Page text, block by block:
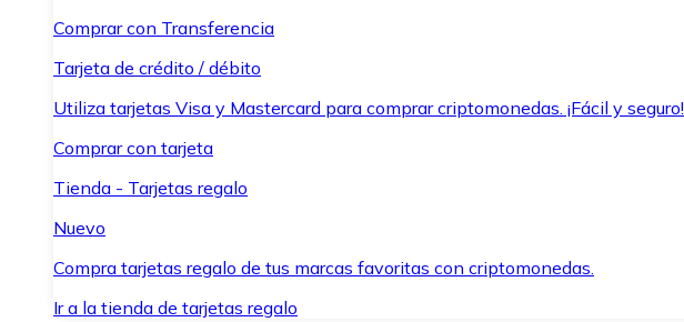
Comprar con Transferencia
Tarjeta de crédito / débito
Utiliza tarjetas Visa y Mastercard para comprar criptomonedas. ¡Fácil y seguro!
Comprar con tarjeta
Tienda - Tarjetas regalo
Nuevo
Compra tarjetas regalo de tus marcas favoritas con criptomonedas.
Ir a la tienda de tarjetas regalo